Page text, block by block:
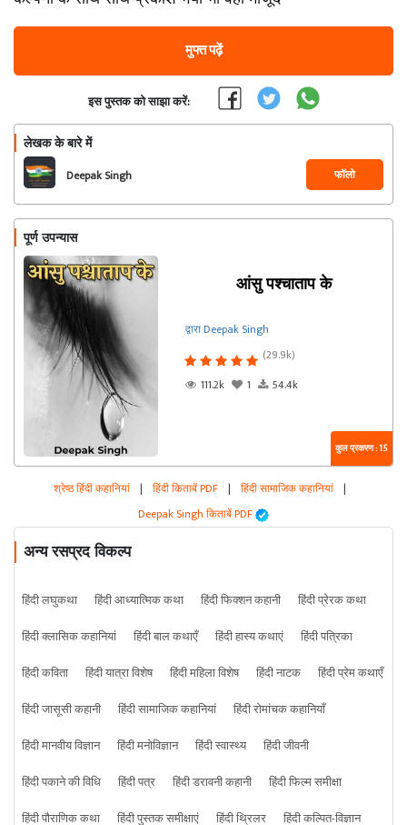
मुफ्त पढ़ें
इस पुस्तक को साझा करें:
लेखक के बारे में
Deepak Singh फॉलो
पूर्ण उपन्यास
आंसु पश्चाताप के
द्वारा Deepak Singh
(29.9k)
111.2k
1 54.4k
कुल प्रकरण : 15
श्रेष्ठ हिंदी कहानियां | हिंदी किताबें PDF | हिंदी सामाजिक कहानियां |
Deepak Singh किताबें PDF
अन्य रसप्रद विकल्प
हिंदी लघुकथा हिंदी आध्यात्मिक कथा हिंदी फिक्शन कहानी
हिंदी प्रेरक कथा
हिंदी क्लासिक कहानियां
हिंदी बाल कथाएँ हिंदी हास्य कथाएं
हिंदी पत्रिका
हिंदी कविता
हिंदी यात्रा विशेष हिंदी महिला विशेष हिंदी नाटक
हिंदी प्रेम कथाएँ
हिंदी जासूसी कहानी
हिंदी सामाजिक कहानियां
हिंदी रोमांचक कहानियाँ
हिंदी मानवीय विज्ञान
हिंदी मनोविज्ञान हिंदी स्वास्थ्य
हिंदी जीवनी
हिंदी पकाने की विधि
हिंदी पत्र हिंदी डरावनी कहानी
हिंदी फिल्म समीक्षा
हिंदी पौराणिक कथा
हिंदी पुस्तक समीक्षाएं हिंदी थ्रिलर हिंदी कल्पित-विज्ञान